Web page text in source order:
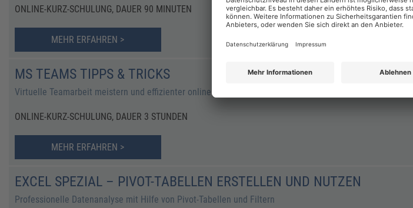
ONLINE-KURZ-SCHULUNG, DAUER 90 MINUTEN
MEHR ERFAHREN >
MS TEAMS TIPPS & TRICKS
Virtuelle Teamarbeit meistern und effizienter online zusammenarbeiten
ONLINE-KURZ-SCHULUNG, DAUER 3 STUNDEN
MEHR ERFAHREN >
EXCEL SPEZIAL – PIVOT-TABELLEN ERSTELLEN UND NUTZEN
Professionelle Datenanalyse mit Hilfe von Pivot-Tabellen und Filtern